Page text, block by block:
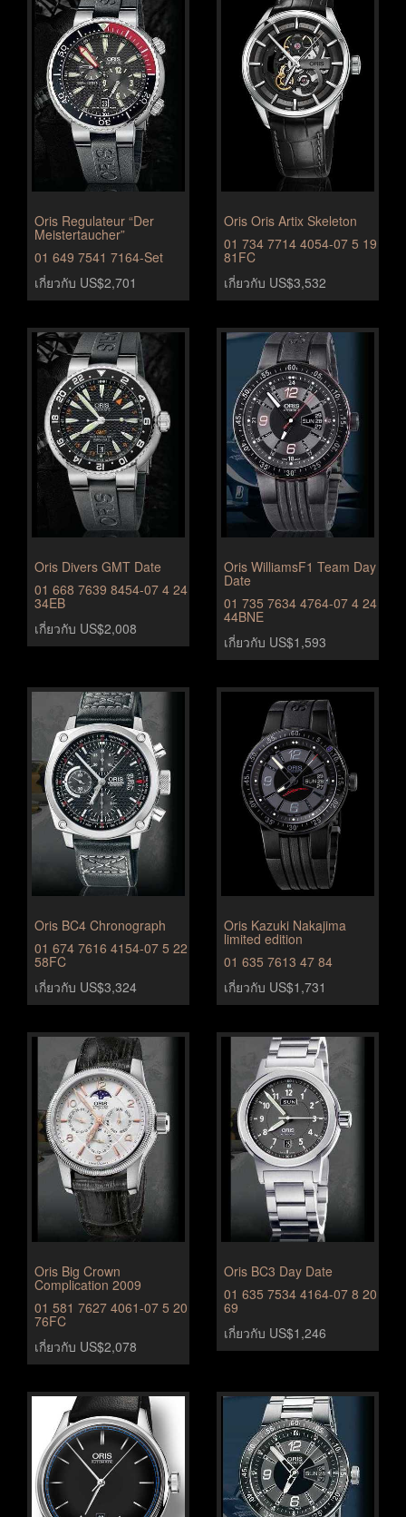
Oris Regulateur “Der
Meistertaucher”
01 649 7541 7164-Set
เกี่ยวกับ US$2,701
Oris Oris Artix Skeleton
01 734 7714 4054-07 5 19
81FC
เกี่ยวกับ US$3,532
Oris Divers GMT Date
01 668 7639 8454-07 4 24
34EB
เกี่ยวกับ US$2,008
Oris WilliamsF1 Team Day
Date
01 735 7634 4764-07 4 24
44BNE
เกี่ยวกับ US$1,593
Oris BC4 Chronograph
01 674 7616 4154-07 5 22
58FC
เกี่ยวกับ US$3,324
Oris Kazuki Nakajima
limited edition
01 635 7613 47 84
เกี่ยวกับ US$1,731
Oris Big Crown
Complication 2009
01 581 7627 4061-07 5 20
76FC
เกี่ยวกับ US$2,078
Oris BC3 Day Date
01 635 7534 4164-07 8 20
69
เกี่ยวกับ US$1,246